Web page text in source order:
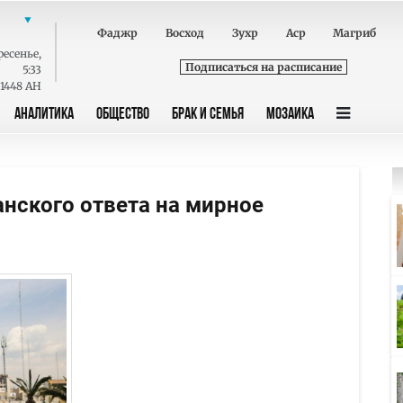
,
5:33
AH
Фаджр Восход Зухр Аср Магриб
Подписаться на расписание
АНАЛИТИКА ОБЩЕСТВО БРАК И СЕМЬЯ МОЗАИКА
ответа на мирное